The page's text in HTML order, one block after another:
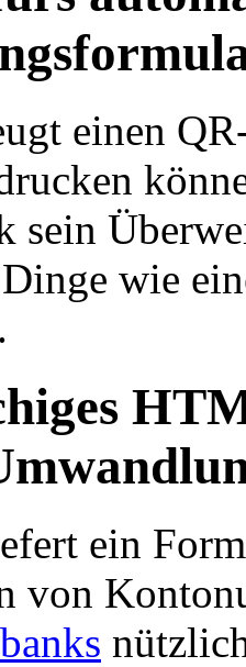
einen
sein
wie
ein
von